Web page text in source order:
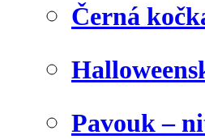
Černá
Pavouk –